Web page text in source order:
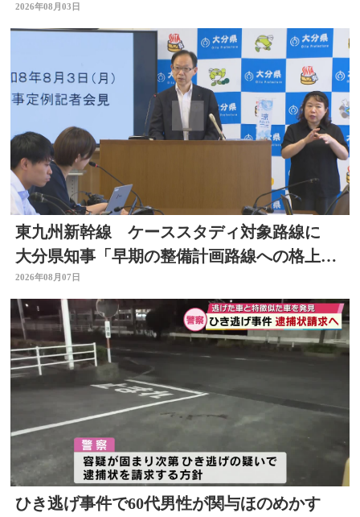
本地震】
2026年08月03日
東九州新幹線 ケーススタディ対象路線に
大分県知事「早期の整備計画路線への格上げ
に期待」
2026年08月07日
ひき逃げ事件で60代男性が関与ほのめかす